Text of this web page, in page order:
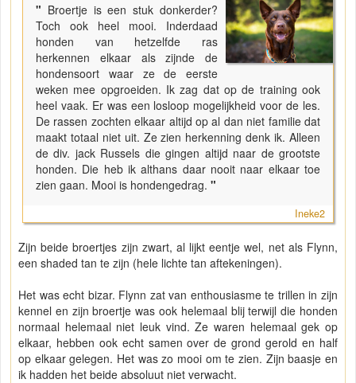
" Broertje is een stuk donkerder?
Toch ook heel mooi. Inderdaad
honden van hetzelfde ras
herkennen elkaar als zijnde de
hondensoort waar ze de eerste
weken mee opgroeiden. Ik zag dat op de training ook
heel vaak. Er was een losloop mogelijkheid voor de les.
De rassen zochten elkaar altijd op al dan niet familie dat
maakt totaal niet uit. Ze zien herkenning denk ik. Alleen
de div. jack Russels die gingen altijd naar de grootste
honden. Die heb ik althans daar nooit naar elkaar toe
zien gaan. Mooi is hondengedrag. "
Ineke2
Zijn beide broertjes zijn zwart, al lijkt eentje wel, net als Flynn,
een shaded tan te zijn (hele lichte tan aftekeningen).
Het was echt bizar. Flynn zat van enthousiasme te trillen in zijn
kennel en zijn broertje was ook helemaal blij terwijl die honden
normaal helemaal niet leuk vind. Ze waren helemaal gek op
elkaar, hebben ook echt samen over de grond gerold en half
op elkaar gelegen. Het was zo mooi om te zien. Zijn baasje en
ik hadden het beide absoluut niet verwacht.